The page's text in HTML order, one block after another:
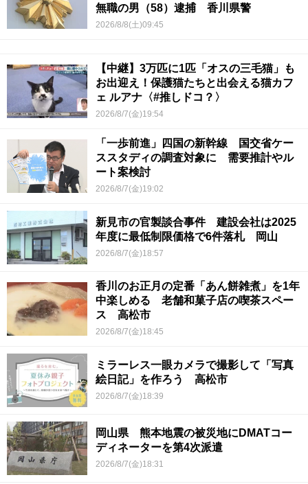
無職の男（58）逮捕 香川県警
2026/8/8(土)09:45
【中継】3万匹に1匹「オスの三毛猫」も
お出迎え！保護猫たちと出会える猫カフ
ェ ルアナ〈#推しドコ？〉
2026/8/7(金)19:54
「一歩前進」四国の新幹線 国交省ケー
ススタディの調査対象に 需要推計やル
ート案検討
2026/8/7(金)19:02
新見市の官製談合事件 建設会社は2025
年度に最低制限価格で6件落札 岡山
2026/8/7(金)18:57
香川のお正月の定番「あん餅雑煮」を1年
中楽しめる 老舗和菓子店の喫茶スペー
ス 高松市
2026/8/7(金)18:45
ミラーレス一眼カメラで撮影して「写真
絵日記」を作ろう 高松市
2026/8/7(金)18:39
岡山県 熊本地震の被災地にDMATコー
ディネーターを第4次派遣
2026/8/7(金)18:31